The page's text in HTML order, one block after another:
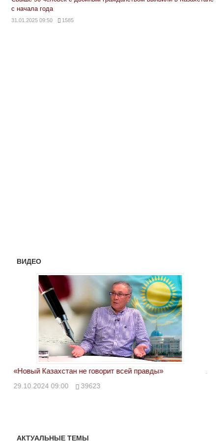
с начала года
31.01.2025 09:50 1585
ВИДЕО
«Новый Казахстан не говорит всей правды»
29.10.2024 09:00 39623
АКТУАЛЬНЫЕ ТЕМЫ